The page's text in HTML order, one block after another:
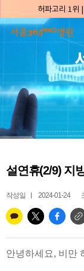
허파고리 1위
얼굴지방흡
배
🏆대한
🏆대
🏆지방
🏆서울365mc병원 부
허파고리 1위
배
🏆대한
🏆대
🏆지방
본문 바로가기
설연휴(2/9) 지
작성일 2024-01-24
안녕하세요, 비만